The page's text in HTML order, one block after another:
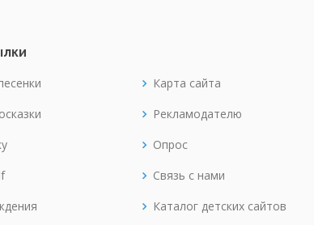
Карта сайта
Рекламодателю
Опрос
Связь с нами
Каталог детских сайтов